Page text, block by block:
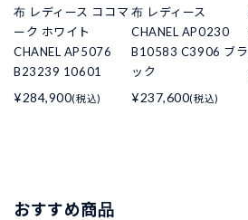
布 レディース ココマ
ーク ホワイト
CHANEL AP5076
B23239 10601
¥284,900(税込)
布 レディース
CHANEL AP0230
B10583 C3906 ブラ
ック
¥237,600(税込)
おすすめ商品